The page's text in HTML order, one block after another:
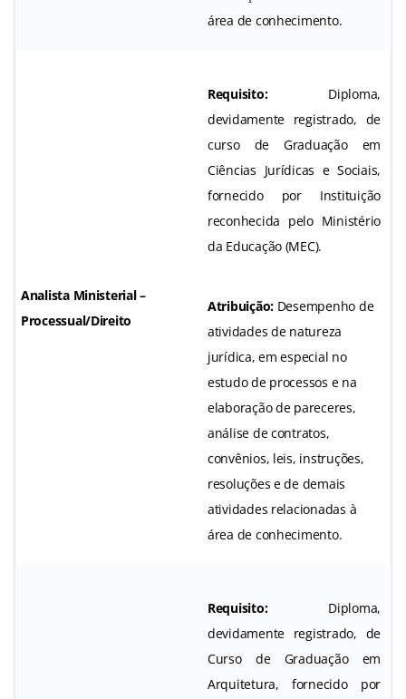
área de conhecimento.
Analista Ministerial –
Processual/Direito
Requisito:Diploma,
devidamente registrado, de
curso de Graduação em
Ciências Jurídicas e Sociais,
fornecido por Instituição
reconhecida pelo Ministério
da Educação (MEC).
Atribuição: Desempenho de
atividades de natureza
jurídica, em especial no
estudo de processos e na
elaboração de pareceres,
análise de contratos,
convênios, leis, instruções,
resoluções e de demais
atividades relacionadas à
área de conhecimento.
Requisito:Diploma,
devidamente registrado, de
Curso de Graduação em
Arquitetura, fornecido por